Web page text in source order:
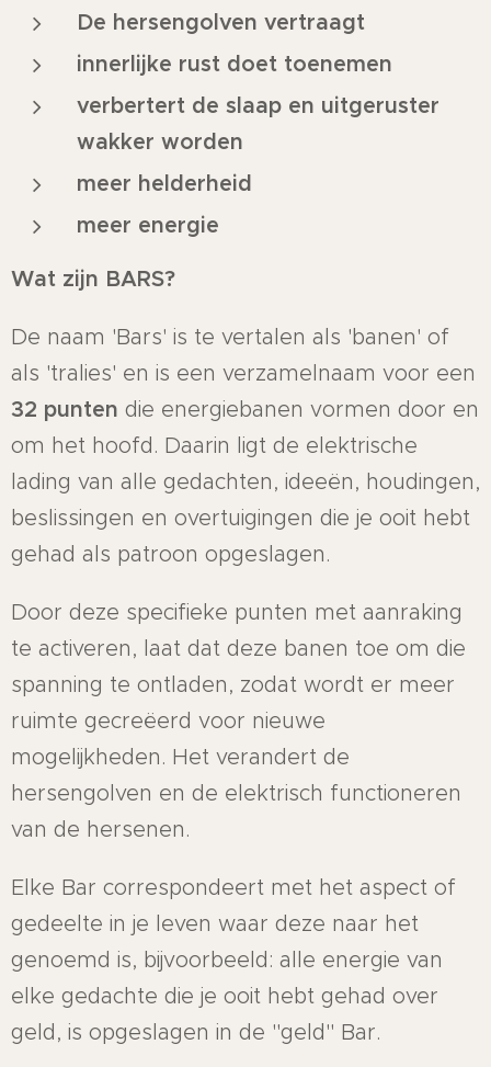
De hersengolven vertraagt
innerlijke rust doet toenemen
verbertert de slaap en uitgeruster
wakker worden
meer helderheid
meer energie
Wat zijn BARS?
De naam 'Bars' is te vertalen als 'banen' of
als 'tralies' en is een verzamelnaam voor een
32 punten die energiebanen vormen door en
om het hoofd. Daarin ligt de elektrische
lading van alle gedachten, ideeën, houdingen,
beslissingen en overtuigingen die je ooit hebt
gehad als patroon opgeslagen.
Door deze specifieke punten met aanraking
te activeren, laat dat deze banen toe om die
spanning te ontladen, zodat wordt er meer
ruimte gecreëerd voor nieuwe
mogelijkheden. Het verandert de
hersengolven en de elektrisch functioneren
van de hersenen.
Elke Bar correspondeert met het aspect of
gedeelte in je leven waar deze naar het
genoemd is, bijvoorbeeld: alle energie van
elke gedachte die je ooit hebt gehad over
geld, is opgeslagen in de "geld" Bar.